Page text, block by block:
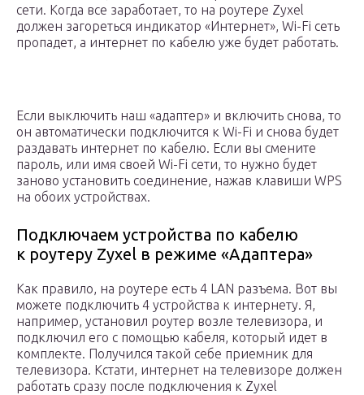
сети. Когда все заработает, то на роутере Zyxel
должен загореться индикатор «Интернет», Wi-Fi сеть
пропадет, а интернет по кабелю уже будет работать.
Если выключить наш «адаптер» и включить снова, то
он автоматически подключится к Wi-Fi и снова будет
раздавать интернет по кабелю. Если вы смените
пароль, или имя своей Wi-Fi сети, то нужно будет
заново установить соединение, нажав клавиши WPS
на обоих устройствах.
Подключаем устройства по кабелю
к роутеру Zyxel в режиме «Адаптера»
Как правило, на роутере есть 4 LAN разъема. Вот вы
можете подключить 4 устройства к интернету. Я,
например, установил роутер возле телевизора, и
подключил его с помощью кабеля, который идет в
комплекте. Получился такой себе приемник для
телевизора. Кстати, интернет на телевизоре должен
работать сразу после подключения к Zyxel